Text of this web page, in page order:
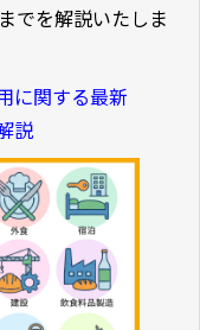
でを解説いたしま
に関する最新
説